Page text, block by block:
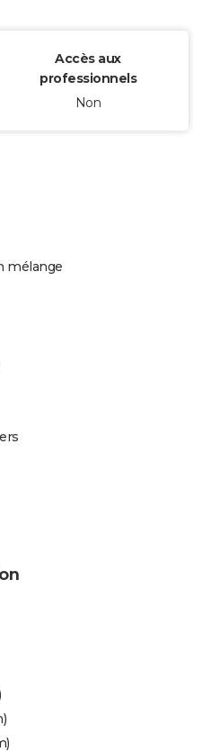
Accès aux
professionnels
Non
mélange